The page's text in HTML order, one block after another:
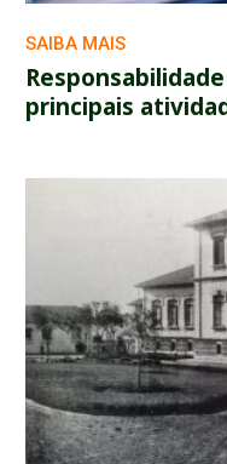
SAIBA MAIS
principais